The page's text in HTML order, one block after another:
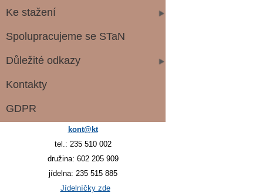
Ke stažení
Spolupracujeme se STaN
Důležité odkazy
Kontakty
GDPR
kont@kt
tel.: 235 510 002
družina: 602 205 909
jídelna: 235 515 885
Jídelníčky zde